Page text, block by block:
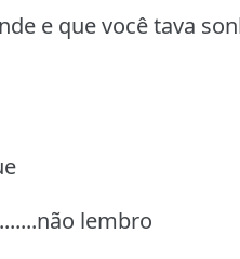
e que você tava
lembro